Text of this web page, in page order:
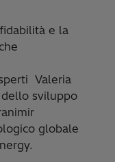
e la
Valeria
sviluppo
globale